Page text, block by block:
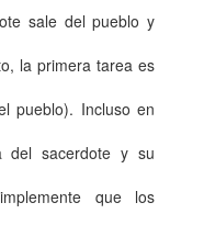
sale del pueblo y
la primera tarea es
pueblo). Incluso en
del sacerdote y su
que los